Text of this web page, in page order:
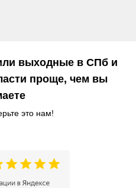
выходные в СПб и
проще, чем вы
это нам!